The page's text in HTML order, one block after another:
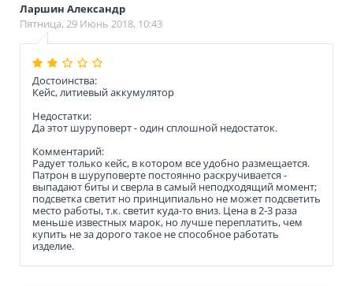
Ларшин Александр
Пятница, 29 Июнь 2018, 10:43
Достоинства:
Кейс, литиевый аккумулятор
Недостатки:
Да этот шуруповерт - один сплошной недостаток.
Комментарий:
Радует только кейс, в котором все удобно размещается.
Патрон в шуруповерте постоянно раскручивается -
выпадают биты и сверла в самый неподходящий момент;
подсветка светит но принципиально не может подсветить
место работы, т.к. светит куда-то вниз. Цена в 2-3 раза
меньше известных марок, но лучше переплатить, чем
купить не за дорого такое не способное работать
изделие.